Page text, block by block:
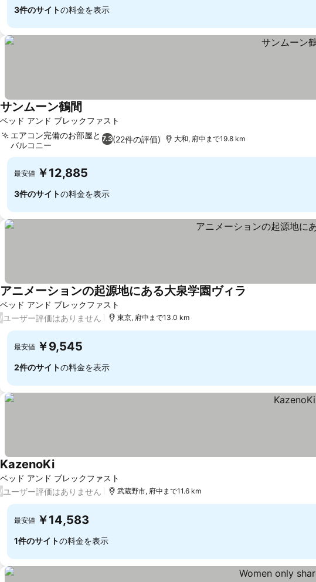
3件のサイトの料金を表示
ベッド アンド ブレックファスト
サンムーン鶴間料金を表示
7.3(22件の評価)
エアコン完備のお部屋と
バルコニー
大和, 府中まで19.8 km
最安値 ￥12,885
3件のサイトの料金を表示
ベッド アンド ブレックファスト
アニメーションの起源地にある大泉学園ヴィラ
/ユーザー評価はありません 東京, 府中まで13.0 km
最安値 ￥9,545
2件のサイトの料金を表示
ベッド アンド ブレックファスト
KazenoKi料金を表示
/ユーザー評価はありません 武蔵野市, 府中まで11.6 km
最安値 ￥14,583
1件のサイトの料金を表示